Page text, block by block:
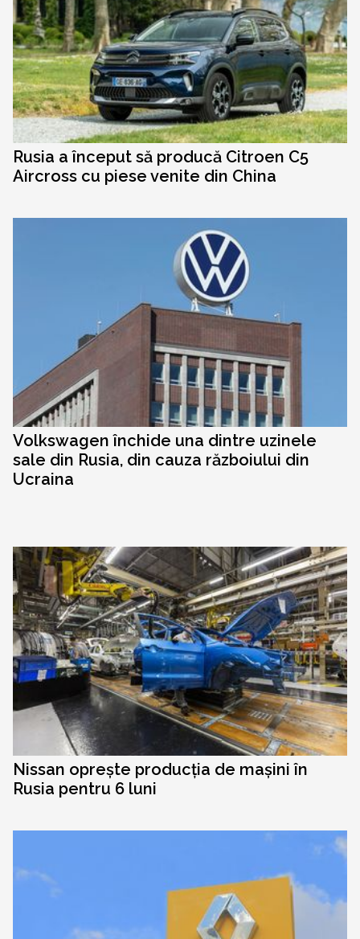
Rusia a început să producă Citroen C5
Aircross cu piese venite din China
Volkswagen închide una dintre uzinele
sale din Rusia, din cauza războiului din
Ucraina
Nissan oprește producția de mașini în
Rusia pentru 6 luni